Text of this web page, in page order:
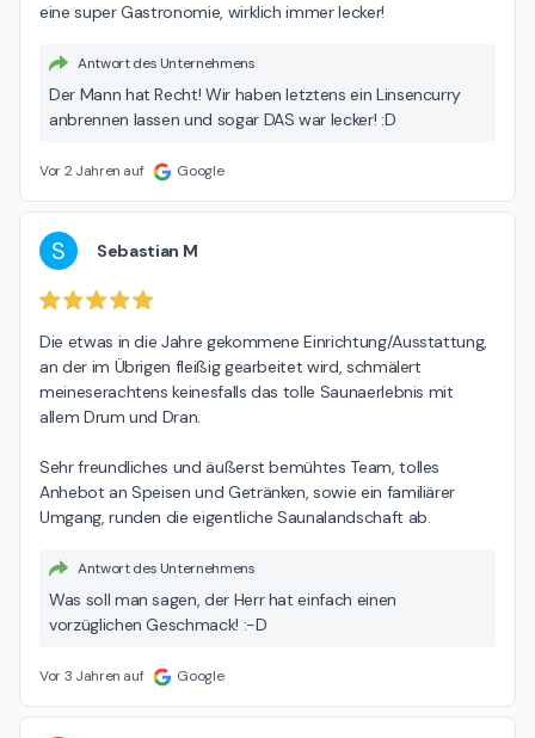
eine super Gastronomie, wirklich immer lecker!
Antwort des Unternehmens
Der Mann hat Recht! Wir haben letztens ein Linsencurry
anbrennen lassen und sogar DAS war lecker! :D
Vor 2 Jahren auf Google
S Sebastian M
Die etwas in die Jahre gekommene Einrichtung/Ausstattung,
an der im Übrigen fleißig gearbeitet wird, schmälert
meineserachtens keinesfalls das tolle Saunaerlebnis mit
allem Drum und Dran.
Sehr freundliches und äußerst bemühtes Team, tolles
Anhebot an Speisen und Getränken, sowie ein familiärer
Umgang, runden die eigentliche Saunalandschaft ab.
Antwort des Unternehmens
Was soll man sagen, der Herr hat einfach einen
vorzüglichen Geschmack! :-D
Vor 3 Jahren auf Google